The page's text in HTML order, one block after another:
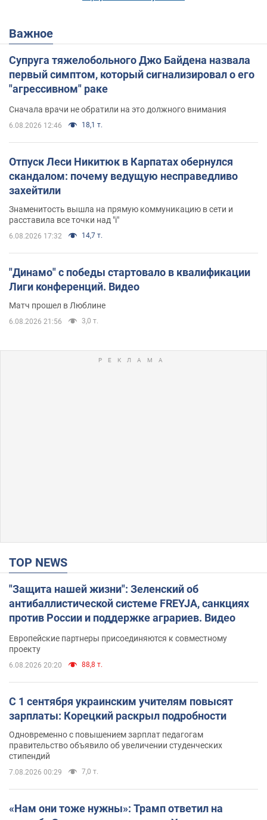
Важное
Супруга тяжелобольного Джо Байдена назвала
первый симптом, который сигнализировал о его
"агрессивном" раке
Сначала врачи не обратили на это должного внимания
6.08.2026 12:46 18,1 т.
Отпуск Леси Никитюк в Карпатах обернулся
скандалом: почему ведущую несправедливо
захейтили
Знаменитость вышла на прямую коммуникацию в сети и
расставила все точки над "i"
6.08.2026 17:32 14,7 т.
"Динамо" с победы стартовало в квалификации
Лиги конференций. Видео
Матч прошел в Люблине
6.08.2026 21:56 3,0 т.
TOP NEWS
"Защита нашей жизни": Зеленский об
антибаллистической системе FREYJA, санкциях
против России и поддержке аграриев. Видео
Европейские партнеры присоединяются к совместному
проекту
6.08.2026 20:20 88,8 т.
С 1 сентября украинским учителям повысят
зарплаты: Корецкий раскрыл подробности
Одновременно с повышением зарплат педагогам
правительство объявило об увеличении студенческих
стипендий
7.08.2026 00:29 7,0 т.
«Нам они тоже нужны»: Трамп ответил на